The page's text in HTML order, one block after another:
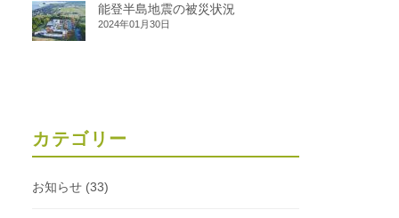
能登半島地震の被災状況
2024年01月30日
カテゴリー
お知らせ (33)